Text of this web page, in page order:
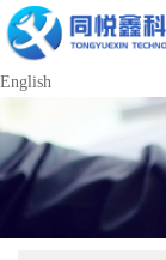
English